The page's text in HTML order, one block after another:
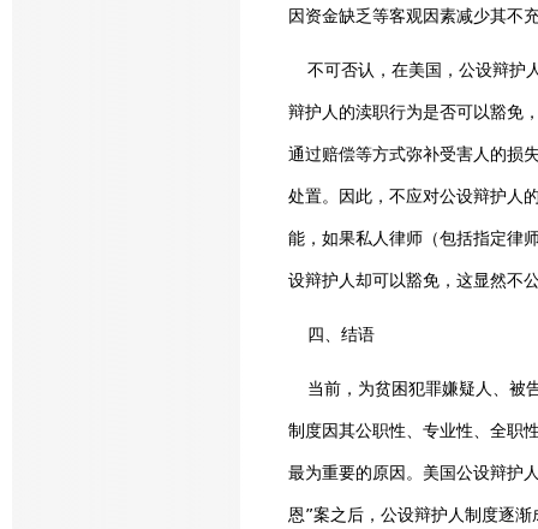
因资金缺乏等客观因素减少其不
不可否认，在美国，公设辩护
辩护人的渎职行为是否可以豁免
通过赔偿等方式弥补受害人的损
处置。因此，不应对公设辩护人
能，如果私人律师（包括指定律
设辩护人却可以豁免，这显然不
四、结语
当前，为贫困犯罪嫌疑人、被
制度因其公职性、专业性、全职
最为重要的原因。美国公设辩护
恩”案之后，公设辩护人制度逐